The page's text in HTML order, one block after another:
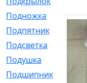
Подножка
Подпятник
Подсветка
Подушка
Подшипник